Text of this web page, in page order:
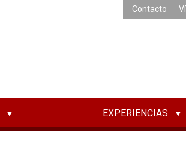
Contacto
EXPERIENCIAS